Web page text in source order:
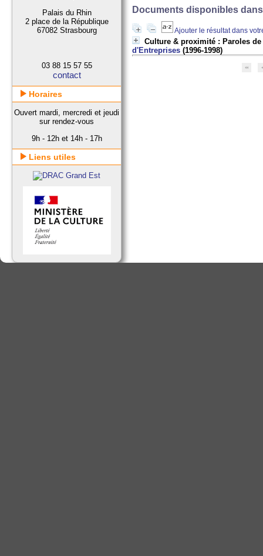
Documents disponibles
Ajouter le résultat dans
Culture & proximité : Paroles
d'Entreprises (1996-1998)
Palais du Rhin
2 place de la République
67082 Strasbourg
03 88 15 57 55
contact
Horaires
Ouvert mardi, mercredi et jeudi
sur rendez-vous
9h - 12h et 14h - 17h
Liens utiles